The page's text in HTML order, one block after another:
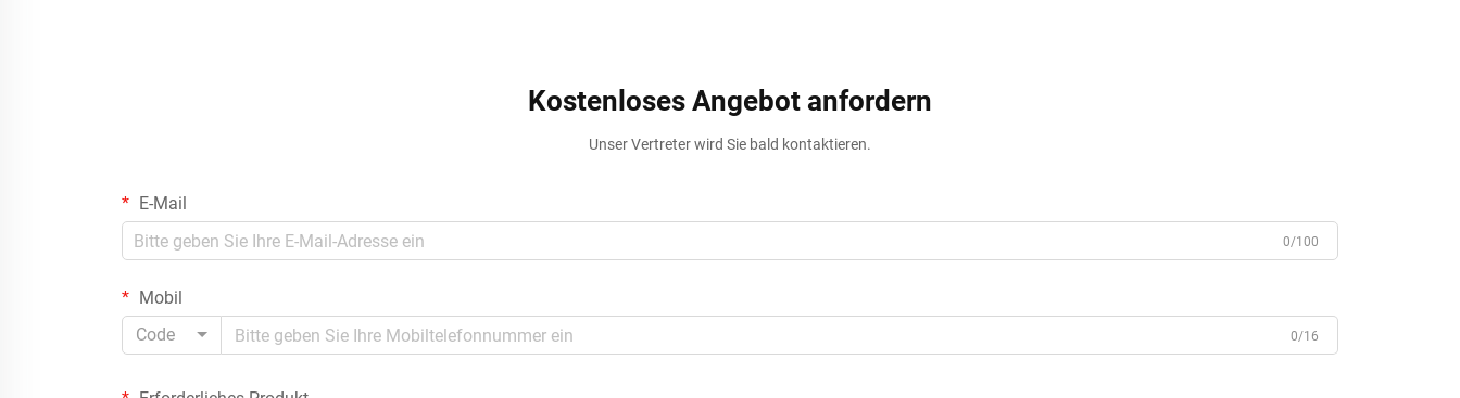
Kostenloses Angebot anfordern
Unser Vertreter wird Sie bald kontaktieren.
E-Mail
0/100
Mobil
Code
0/16